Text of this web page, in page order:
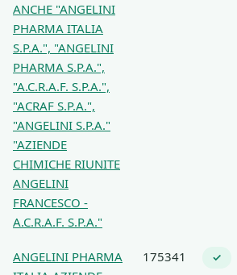
ANCHE "ANGELINI
PHARMA ITALIA
S.P.A.", "ANGELINI
PHARMA S.P.A.",
"A.C.R.A.F. S.P.A.",
"ACRAF S.P.A.",
"ANGELINI S.P.A."
"AZIENDE
CHIMICHE RIUNITE
ANGELINI
FRANCESCO -
A.C.R.A.F. S.P.A."
ANGELINI PHARMA
175341 ✓